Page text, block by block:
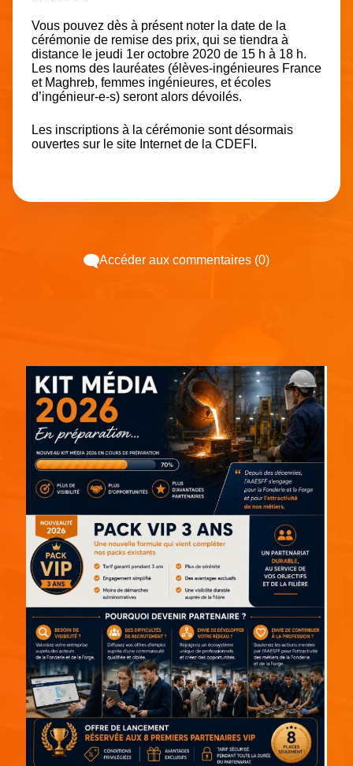
Vous pouvez dès à présent noter la date de la
cérémonie de remise des prix, qui se tiendra à
distance le jeudi 1er octobre 2020 de 15 h à 18 h.
Les noms des lauréates (élèves-ingénieures France
et Maghreb, femmes ingénieures, et écoles
d’ingénieur-e-s) seront alors dévoilés.
Les inscriptions à la cérémonie sont désormais
ouvertes sur le site Internet de la CDEFI.
Accéder aux commentaires (0)